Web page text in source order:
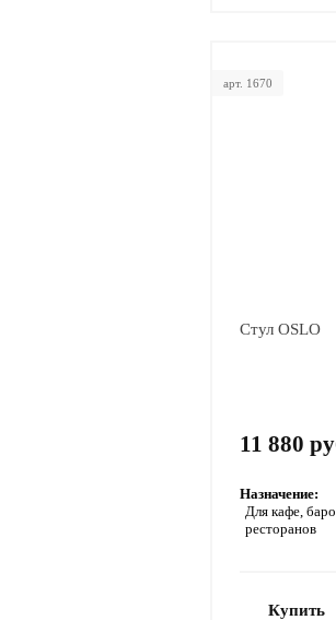
арт. 1670
Стул OSLO
11 880
Назначение:
Для кафе,
ресторанов
Купить